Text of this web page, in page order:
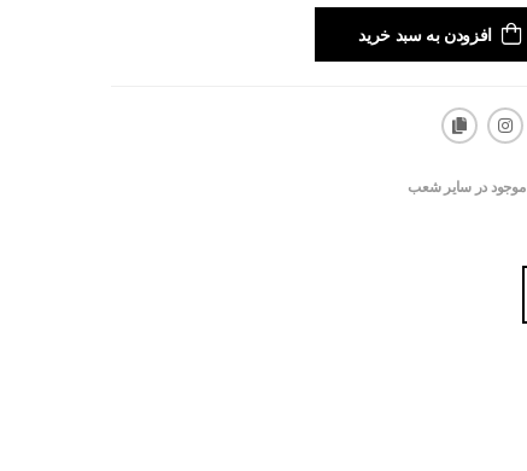
افزودن به سبد خرید
موجود در سایر شعب